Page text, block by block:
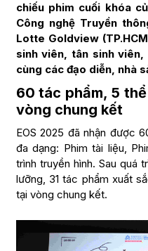
chiếu phim cuối khóa
Công nghệ Truyền
Lotte Goldview
sinh viên, tân sinh viên,
cùng các đạo diễn, nhà
60 tác phẩm, 5
vòng chung kết
EOS 2025 đã nhận được
đa dạng: Phim tài liệu,
trình truyền hình. Sau quá
lưỡng, 31 tác phẩm xuất
tại vòng chung kết.